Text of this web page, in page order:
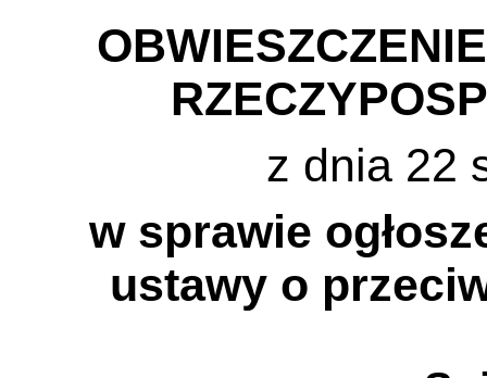
z dnia 22
w sprawie
ustawy o